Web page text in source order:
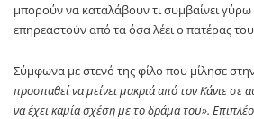
μπορούν να καταλάβουν τι συμβαίνει γύρω
επηρεαστούν από τα όσα λέει ο πατέρας
Σύμφωνα με στενό της φίλο που μίλησε
προσπαθεί να μείνει μακριά από τον Κάνιε σε
να έχει καμία σχέση με το δράμα του».